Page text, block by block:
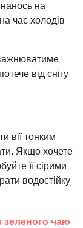
нанось на
час холодів
від снігу
вії тонким
Якщо хочете
її сірими
водостійку
чаю